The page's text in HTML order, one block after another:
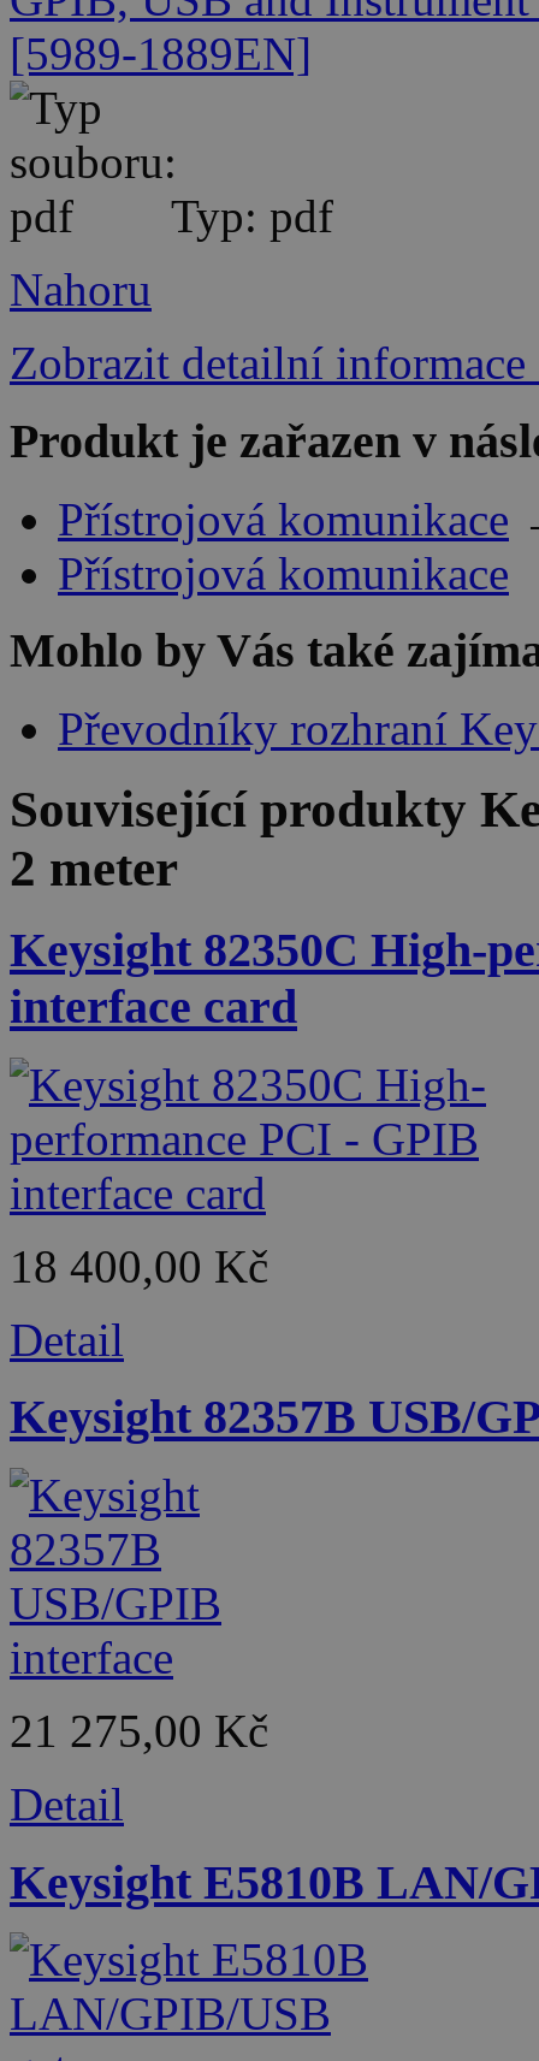
[5989-1889EN]
Typ: pdf
Nahoru
Zobrazit detailní informace
Produkt je zařazen v
Přístrojová komunikace
Přístrojová komunikace
Mohlo by Vás také
Převodníky rozhraní
Související produkty
2 meter
Keysight 82350C High-
interface card
18 400,00 Kč
Detail
Keysight 82357B USB/
21 275,00 Kč
Detail
Keysight E5810B LAN/